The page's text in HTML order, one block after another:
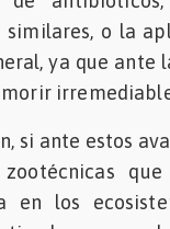
o la
ya que ante
morir
si ante estos
en los